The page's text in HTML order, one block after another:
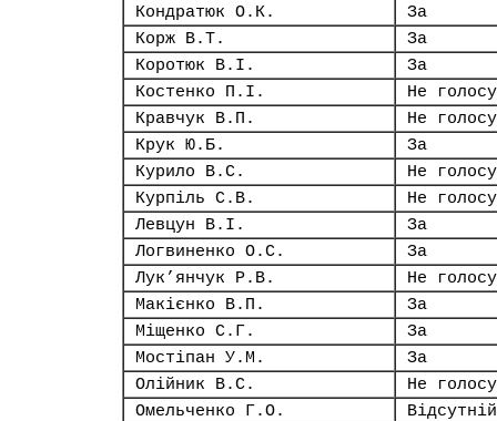
Кондратюк О.К.
За
Корж В.Т.
За
Коротюк В.І.
За
Костенко П.І.
Не
Кравчук В.П.
Не
Крук Ю.Б.
За
Курило В.С.
Не
Курпіль С.В.
Не
Левцун В.І.
За
Логвиненко О.С.
За
Лук’янчук Р.В.
Не
Макієнко В.П.
За
Міщенко С.Г.
За
Мостіпан У.М.
За
Олійник В.С.
Не
Омельченко Г.О.
Відсутній